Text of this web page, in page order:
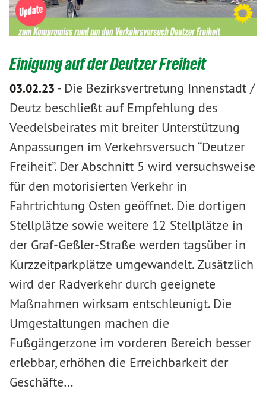
Einigung auf der Deutzer Freiheit
03.02.23 - Die Bezirksvertretung Innenstadt /
Deutz beschließt auf Empfehlung des
Veedelsbeirates mit breiter Unterstützung
Anpassungen im Verkehrsversuch “Deutzer
Freiheit”. Der Abschnitt 5 wird versuchsweise
für den motorisierten Verkehr in
Fahrtrichtung Osten geöffnet. Die dortigen
Stellplätze sowie weitere 12 Stellplätze in
der Graf-Geßler-Straße werden tagsüber in
Kurzzeitparkplätze umgewandelt. Zusätzlich
wird der Radverkehr durch geeignete
Maßnahmen wirksam entschleunigt. Die
Umgestaltungen machen die
Fußgängerzone im vorderen Bereich besser
erlebbar, erhöhen die Erreichbarkeit der
Geschäfte…